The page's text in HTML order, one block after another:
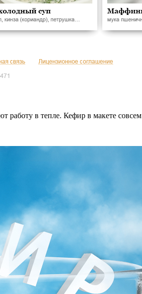
работу в тепле. Кефир в макете совсем